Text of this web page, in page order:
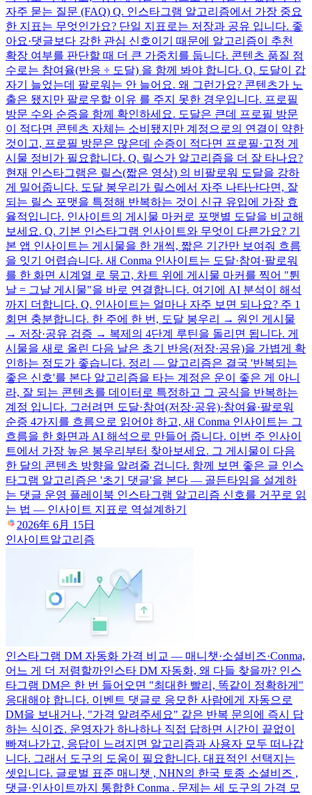
자주 묻는 질문 (FAQ) Q. 인스타그램 알고리즘에서 가장 중요
한 지표는 무엇인가요? 단일 지표로는 저장과 공유 입니다. 좋
아요·댓글보다 강한 관심 신호이기 때문에 알고리즘이 추천
확장 여부를 판단할 때 더 큰 가중치를 둡니다. 콘텐츠 품질 점
수로는 참여율(반응 ÷ 도달) 을 함께 봐야 합니다. Q. 도달이 갑
자기 늘었는데 팔로워는 안 늘어요. 왜 그런가요? 콘텐츠가 노
출은 됐지만 팔로우할 이유 를 주지 못한 경우입니다. 프로필
방문 수와 순증을 함께 확인하세요. 도달은 큰데 프로필 방문
이 적다면 콘텐츠 자체는 소비됐지만 계정으로의 연결이 약한
것이고, 프로필 방문은 많은데 순증이 적다면 프로필·고정 게
시물 정비가 필요합니다. Q. 릴스가 알고리즘을 더 잘 타나요?
현재 인스타그램은 릴스(짧은 영상) 의 비팔로워 도달을 강하
게 밀어줍니다. 도달 봉우리가 릴스에서 자주 나타난다면, 잘
되는 릴스 포맷을 특정해 반복하는 것이 신규 유입에 가장 효
율적입니다. 인사이트의 게시물 마커로 포맷별 도달을 비교해
보세요. Q. 기본 인스타그램 인사이트와 무엇이 다른가요? 기
본 앱 인사이트는 게시물을 한 개씩, 짧은 기간만 보여줘 흐름
을 잇기 어렵습니다. 새 Conma 인사이트는 도달·참여·팔로워
를 한 화면 시계열 로 묶고, 차트 위에 게시물 마커를 찍어 "튄
날 = 그날 게시물"을 바로 연결합니다. 여기에 AI 분석이 해석
까지 더합니다. Q. 인사이트는 얼마나 자주 보면 되나요? 주 1
회면 충분합니다. 한 주에 한 번, 도달 봉우리 → 원인 게시물
→ 저장·공유 검증 → 복제의 4단계 루틴을 돌리면 됩니다. 게
시물을 새로 올린 다음 날은 초기 반응(저장·공유)을 가볍게 확
인하는 정도가 좋습니다. 정리 — 알고리즘은 결국 '반복되는
좋은 신호'를 본다 알고리즘을 타는 계정은 운이 좋은 게 아니
라, 잘 되는 콘텐츠를 데이터로 특정하고 그 공식을 반복하는
계정 입니다. 그러려면 도달·참여(저장·공유)·참여율·팔로워
순증 4가지를 흐름으로 읽어야 하고, 새 Conma 인사이트는 그
흐름을 한 화면과 AI 해석으로 만들어 줍니다. 이번 주 인사이
트에서 가장 높은 봉우리부터 찾아보세요. 그 게시물이 다음
한 달의 콘텐츠 방향을 알려줄 겁니다. 함께 보면 좋은 글 인스
타그램 알고리즘은 '초기 댓글'을 본다 — 골든타임을 설계하
는 댓글 운영 플레이북 인스타그램 알고리즘 신호를 거꾸로 읽
는 법 — 인사이트 지표로 역설계하기
2026年 6月 15日
인사이트알고리즘
인스타그램 DM 자동화 가격 비교 — 매니챗·소셜비즈·Conma,
어느 게 더 저렴할까인스타 DM 자동화, 왜 다들 찾을까? 인스
타그램 DM은 한 번 들어오면 "최대한 빨리, 똑같이 정확하게"
응대해야 합니다. 이벤트 댓글로 응모한 사람에게 자동으로
DM을 보내거나, "가격 알려주세요" 같은 반복 문의에 즉시 답
하는 식이죠. 운영자가 하나하나 직접 답하면 시간이 끝없이
빠져나가고, 응답이 느려지면 알고리즘과 사용자 모두 떠나갑
니다. 그래서 도구의 도움이 필요합니다. 대표적인 선택지는
셋입니다. 글로벌 표준 매니챗 , NHN의 한국 토종 소셜비즈 ,
댓글·인사이트까지 통합한 Conma . 문제는 세 도구의 가격 모